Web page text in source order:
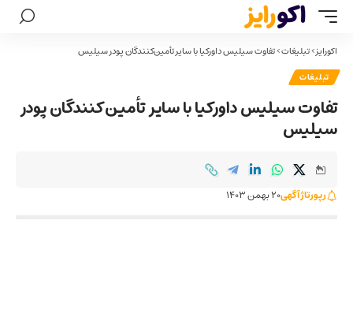
اکورایز>تبلیغات>تفاوت سیلیس داورکیا با سایر تأمین‌کنندگان پودر سیلیس
تبلیغات
تفاوت سیلیس داورکیا با سایر تأمین‌کنندگان پودر
سیلیس
رپورتاژ آگهی20 بهمن 1403